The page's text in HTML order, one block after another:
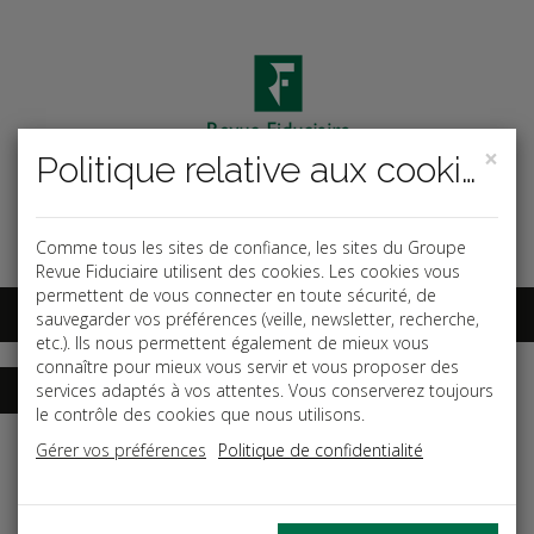
Code ouvrage OK
Espace abonnés
Accueil Guides Plan comptable annoté
×
Politique relative aux cookies
Comme tous les sites de confiance, les sites du Groupe
Revue Fiduciaire utilisent des cookies. Les cookies vous
permettent de vous connecter en toute sécurité, de
sauvegarder vos préférences (veille, newsletter, recherche,
etc.). Ils nous permettent également de mieux vous
connaître pour mieux vous servir et vous proposer des
services adaptés à vos attentes. Vous conserverez toujours
le contrôle des cookies que nous utilisons.
Gérer vos préférences
Politique de confidentialité